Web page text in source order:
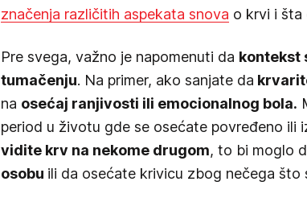
značenja različitih aspekata snova o krvi i šta
Pre svega, važno je napomenuti da kontekst
tumačenju. Na primer, ako sanjate da
na osećaj ranjivosti ili emocionalnog bola.
period u životu gde se osećate povređeno ili
vidite krv na nekome drugom, to bi moglo
osobu ili da osećate krivicu zbog nečega što